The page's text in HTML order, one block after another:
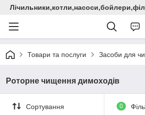
Товари та послуги Засоби для
Роторне чищення димоходів
Сортування 0